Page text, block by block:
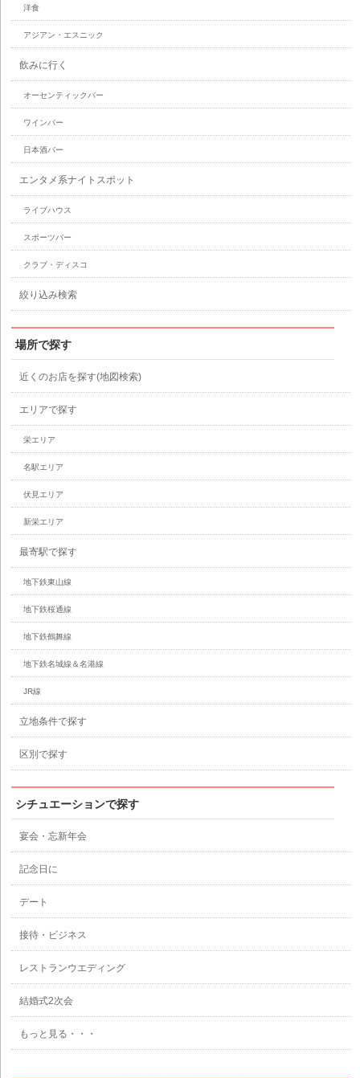
洋食
アジアン・エスニック
飲みに行く
オーセンティックバー
ワインバー
日本酒バー
エンタメ系ナイトスポット
ライブハウス
スポーツバー
クラブ・ディスコ
絞り込み検索
場所で探す
近くのお店を探す(地図検索)
エリアで探す
栄エリア
名駅エリア
伏見エリア
新栄エリア
最寄駅で探す
地下鉄東山線
地下鉄桜通線
地下鉄鶴舞線
地下鉄名城線＆名港線
JR線
立地条件で探す
区別で探す
シチュエーションで探す
宴会・忘新年会
記念日に
デート
接待・ビジネス
レストランウエディング
結婚式2次会
もっと見る・・・